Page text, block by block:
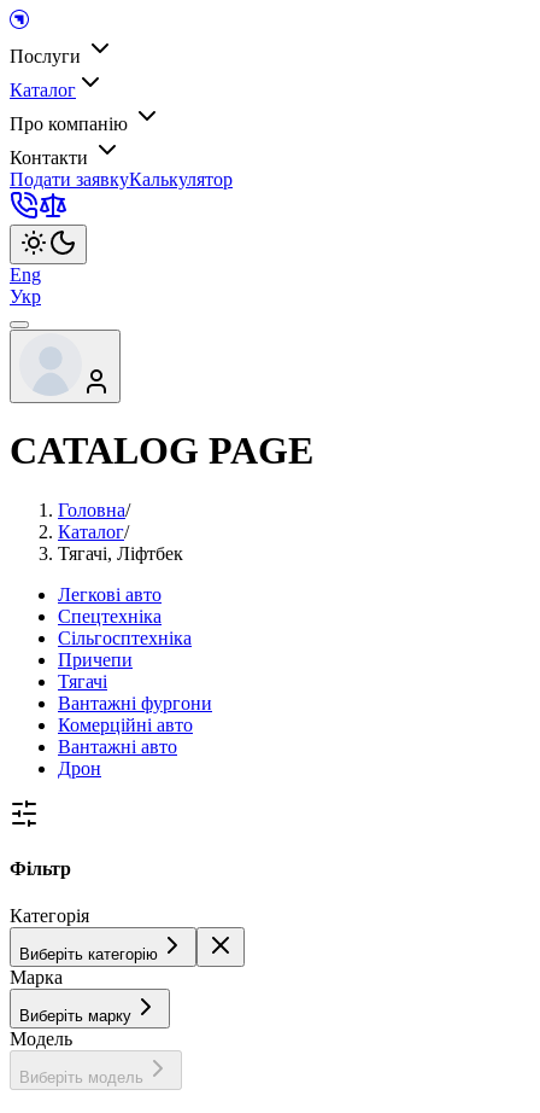
Послуги
Каталог
Про компанію
Контакти
Подати заявкуКалькулятор
Eng
Укр
CATALOG PAGE
Головна/
Каталог/
Тягачі, Ліфтбек
Легкові авто
Спецтехніка
Сільгосптехніка
Причепи
Тягачі
Вантажні фургони
Комерційні авто
Вантажні авто
Дрон
Фільтр
Категорія
Виберіть категорію
Марка
Виберіть марку
Модель
Виберіть модель